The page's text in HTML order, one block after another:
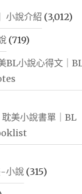
小說介紹 (3,012)
(719)
BL小說心得文｜
美小說書單｜BL
小說(315)